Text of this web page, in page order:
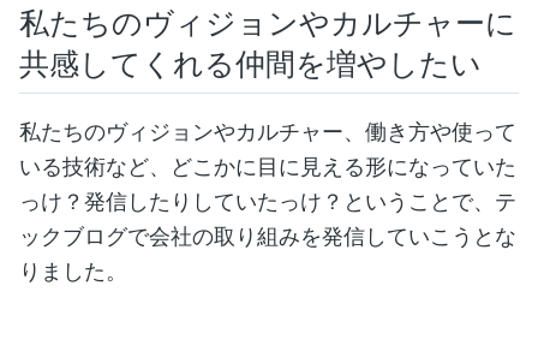
私たちのヴィジョンやカルチャーに
共感してくれる仲間を増やしたい
私たちのヴィジョンやカルチャー、働き方や使って
いる技術など、どこかに目に見える形になっていた
っけ？発信したりしていたっけ？ということで、テ
ックブログで会社の取り組みを発信していこうとな
りました。